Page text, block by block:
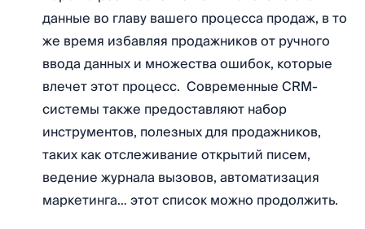
данные во главу вашего процесса продаж, в то
же время избавляя продажников от ручного
ввода данных и множества ошибок, которые
влечет этот процесс. Современные CRM-
системы также предоставляют набор
инструментов, полезных для продажников,
таких как отслеживание открытий писем,
ведение журнала вызовов, автоматизация
маркетинга… этот список можно продолжить.